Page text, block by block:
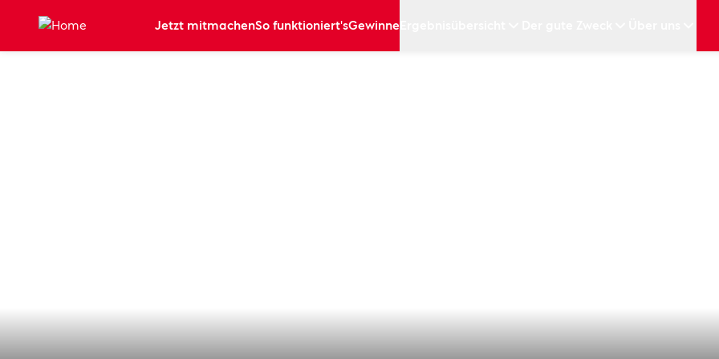
Zum Hauptinhalt springen
Jetzt mitmachenSo funktioniert'sGewinne